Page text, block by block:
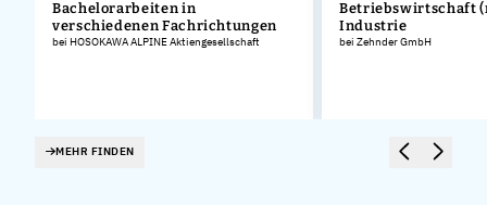
Bachelorarbeiten in
verschiedenen Fachrichtungen
bei HOSOKAWA ALPINE Aktiengesellschaft
Betriebswirtschaft
Industrie
bei Zehnder GmbH
MEHR FINDEN